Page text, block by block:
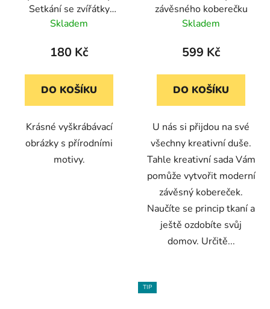
Setkání se zvířátky
DJECO
Skladem
180 Kč
DO KOŠÍKU
Krásné vyškrábávací
obrázky s přírodními
motivy.
závěsného koberečku
Skladem
599 Kč
DO KOŠÍKU
U nás si přijdou na své
všechny kreativní duše.
Tahle kreativní sada Vám
pomůže vytvořit moderní
závěsný kobereček.
Naučíte se princip tkaní a
ještě ozdobíte svůj
domov. Určitě...
TIP